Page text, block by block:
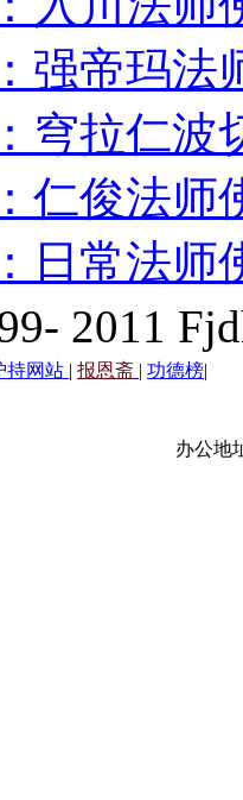
强帝玛法
穹拉仁波
仁俊法师
日常法师
2011
持网站 | 报恩斋 | 功德榜|
办公地